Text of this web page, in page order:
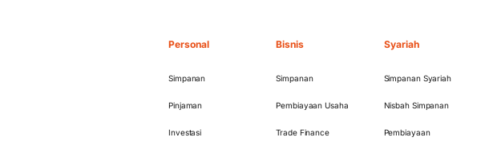
Personal
Simpanan
Pinjaman
Investasi
Bisnis
Simpanan
Pembiayaan Usaha
Trade Finance
Syariah
Simpanan Syariah
Nisbah Simpanan
Pembiayaan